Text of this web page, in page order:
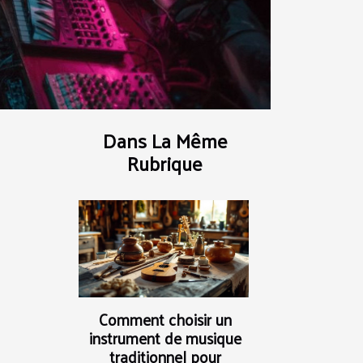
Dans La Même
Rubrique
Comment choisir un
instrument de musique
traditionnel pour